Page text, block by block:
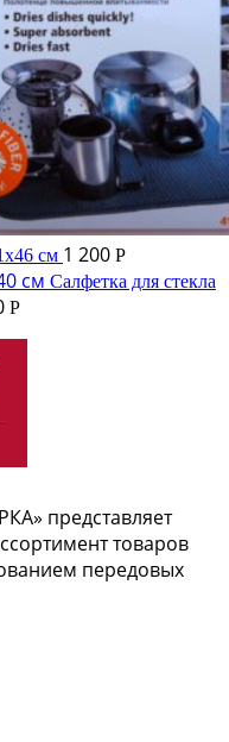
см 1 200 Р
Салфетка для стекла
Р
представляет
товаров
передовых